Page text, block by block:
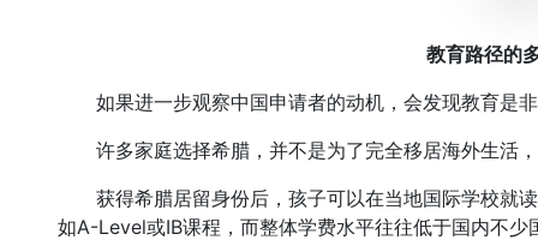
教育路径的
如果进一步观察中国申请者的动机，会发现教育是
许多家庭选择希腊，并不是为了完全移居海外生活
获得希腊居留身份后，孩子可以在当地国际学校就
如A-Level或IB课程，而整体学费水平往往低于国内不